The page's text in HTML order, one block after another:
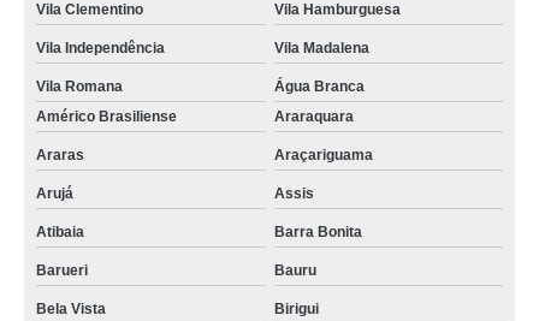
Vila Clementino Vila Hamburguesa
Vila Independência Vila Madalena
Vila Romana
Água Branca
Américo Brasiliense
Araraquara
Araras Araçariguama
Arujá Assis
Atibaia Barra Bonita
Barueri Bauru
Bela Vista Birigui